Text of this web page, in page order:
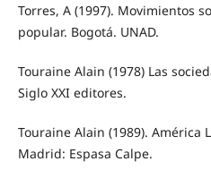
Torres, A (1997). Movimientos
popular. Bogotá. UNAD.
Touraine Alain (1978) Las
Siglo XXI editores.
Touraine Alain (1989). América
Madrid: Espasa Calpe.